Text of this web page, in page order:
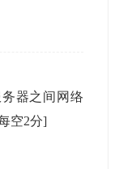
器之间网络
空2分]